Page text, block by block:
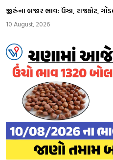
જીરુંના બજાર ભાવ: ઉંઝા, રાજકોટ,
10 August, 2026